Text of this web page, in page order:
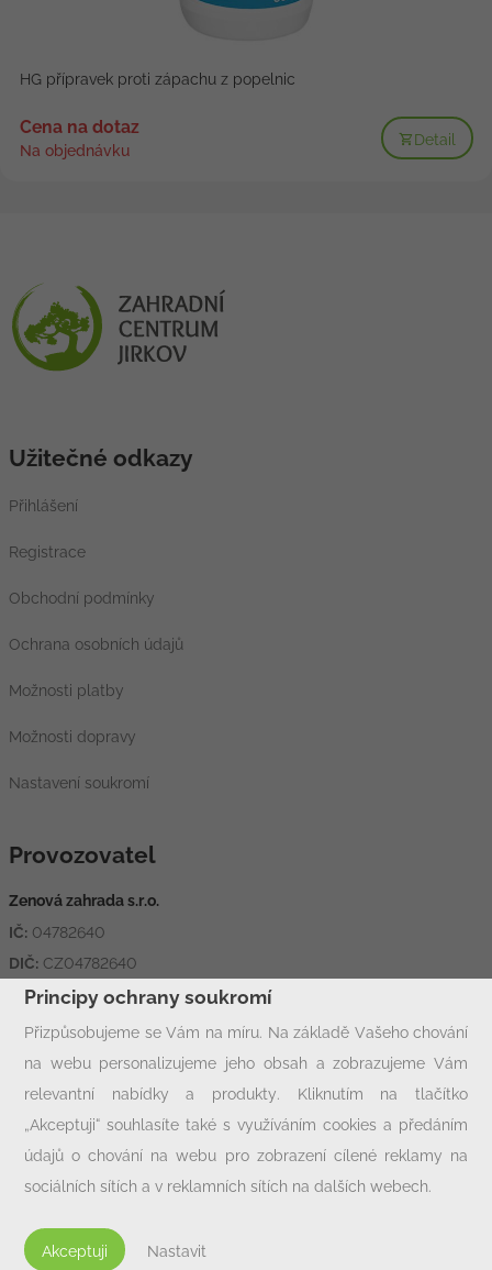
HG přípravek proti zápachu z popelnic
Cena na dotaz
Na objednávku
Detail
Užitečné odkazy
Přihlášení
Registrace
Obchodní podmínky
Ochrana osobních údajů
Možnosti platby
Možnosti dopravy
Nastavení soukromí
Provozovatel
Zenová zahrada s.r.o.
IČ: 04782640
DIČ: CZ04782640
Adresa:Hornická 1426, 431 11 Jirkov
Rychlý kontakt
info@zcjirkov.cz
+420 602 33 77 00
Principy ochrany soukromí
Přizpůsobujeme se Vám na míru. Na základě Vašeho chování
na webu personalizujeme jeho obsah a zobrazujeme Vám
relevantní nabídky a produkty. Kliknutím na tlačítko
„Akceptuji“ souhlasíte také s využíváním cookies a předáním
údajů o chování na webu pro zobrazení cílené reklamy na
sociálních sítích a v reklamních sítích na dalších webech.
nebo kdykoli vypnout po kliknutí na tlačítko „Nastavit“.
Akceptuji Nastavit